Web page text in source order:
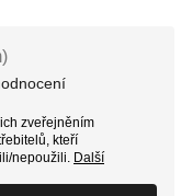
zveřejněním
kteří
nepoužili. Další